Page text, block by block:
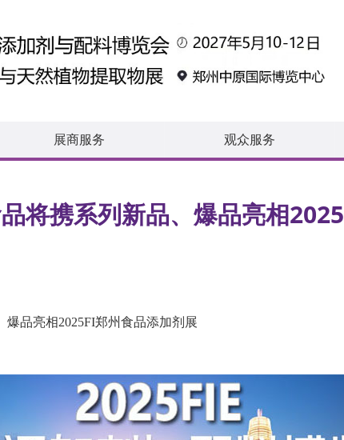
展商服务 观众服务
将携系列新品、爆品亮相
爆品亮相2025FI郑州食品添加剂展